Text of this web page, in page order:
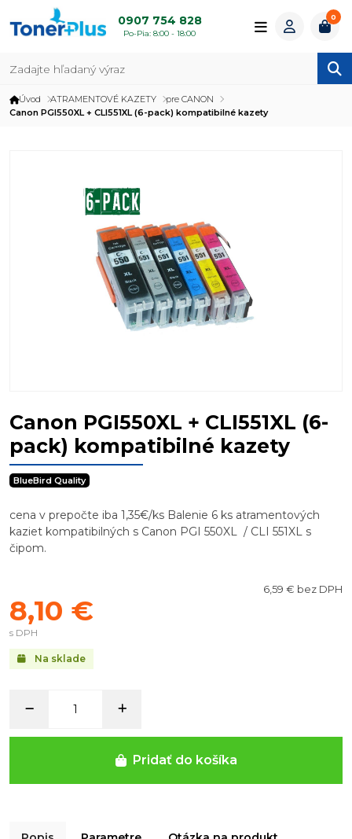
0907 754 828
Po-Pia: 8:00 - 18:00
0
Úvod ATRAMENTOVÉ KAZETY
pre CANON
Canon PGI550XL + CLI551XL (6-pack) kompatibilné kazety
Canon PGI550XL + CLI551XL (6-
pack) kompatibilné kazety
BlueBird Quality
cena v prepočte iba 1,35€/ks Balenie 6 ks atramentových
kaziet kompatibilných s Canon PGI 550XL / CLI 551XL s
čipom.
Na sklade
6,59 € bez DPH
8,10 €
s DPH
Pridať do košíka